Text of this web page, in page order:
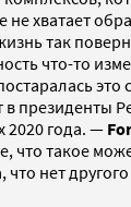
не хватает
так
что-то
это
в президенты
2020 года. —
что такое
нет